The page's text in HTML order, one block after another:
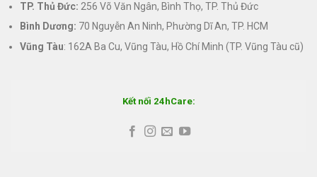
TP. Thủ Đức: 256 Võ Văn Ngân, Bình Thọ, TP. Thủ Đức
Bình Dương: 70 Nguyễn An Ninh, Phường Dĩ An, TP. HCM
Vũng Tàu: 162A Ba Cu, Vũng Tàu, Hồ Chí Minh (TP. Vũng Tàu cũ)
Kết nối 24hCare: